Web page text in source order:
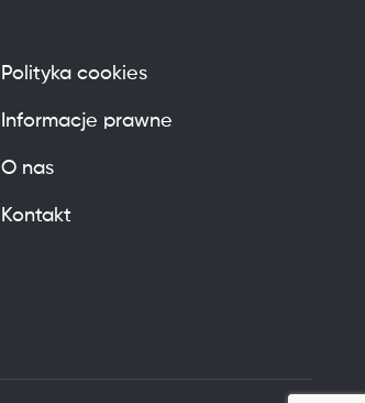
Polityka cookies
Informacje prawne
O nas
Kontakt